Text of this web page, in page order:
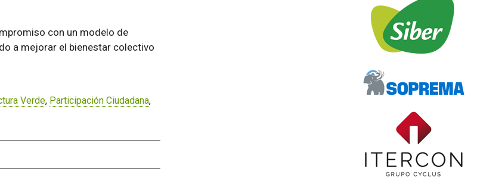
con un modelo de
a mejorar el bienestar colectivo
Verde, Participación Ciudadana,